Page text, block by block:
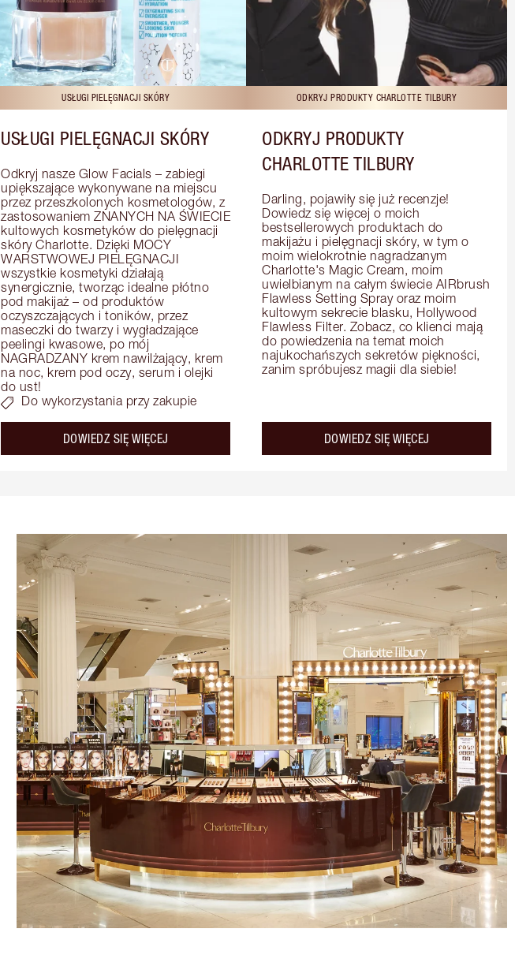
USŁUGI PIELĘGNACJI SKÓRY
USŁUGI PIELĘGNACJI SKÓRY
Odkryj nasze Glow Facials – zabiegi
upiększające wykonywane na miejscu
przez przeszkolonych kosmetologów, z
zastosowaniem ZNANYCH NA ŚWIECIE
kultowych kosmetyków do pielęgnacji
skóry Charlotte. Dzięki MOCY
WARSTWOWEJ PIELĘGNACJI
wszystkie kosmetyki działają
synergicznie, tworząc idealne płótno
pod makijaż – od produktów
oczyszczających i toników, przez
maseczki do twarzy i wygładzające
peelingi kwasowe, po mój
NAGRADZANY krem nawilżający, krem
na noc, krem pod oczy, serum i olejki
do ust!
Do wykorzystania przy zakupie
DOWIEDZ SIĘ WIĘCEJ
ODKRYJ PRODUKTY CHARLOTTE TILBURY
ODKRYJ PRODUKTY
CHARLOTTE TILBURY
Darling, pojawiły się już recenzje!
Dowiedz się więcej o moich
bestsellerowych produktach do
makijażu i pielęgnacji skóry, w tym o
moim wielokrotnie nagradzanym
Charlotte's Magic Cream, moim
uwielbianym na całym świecie AIRbrush
Flawless Setting Spray oraz moim
kultowym sekrecie blasku, Hollywood
Flawless Filter. Zobacz, co klienci mają
do powiedzenia na temat moich
najukochańszych sekretów piękności,
zanim spróbujesz magii dla siebie!
DOWIEDZ SIĘ WIĘCEJ